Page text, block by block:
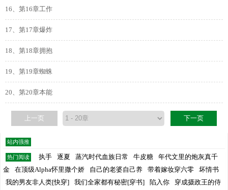
16、第16章工作
17、第17章爆炸
18、第18章拥抱
19、第19章蜘蛛
20、第20章本能
上一页 下一页
站内强推
热门阅读 执手 逐夏 蒸汽时代血族日常 牛皮糖
年代文里的炮灰真千
金
在顶级Alpha怀里撒个娇 自己的老婆自己养 带着嫁妆穿六零
坏情书
我的男友非人类[快穿]
我们全家都有秘密[穿书] 陷入你 穿成摄政王的侍